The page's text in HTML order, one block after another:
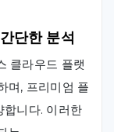
나, 이번
단한 분석
클라우드 플랫
며, 프리미엄 플
니다. 이러한